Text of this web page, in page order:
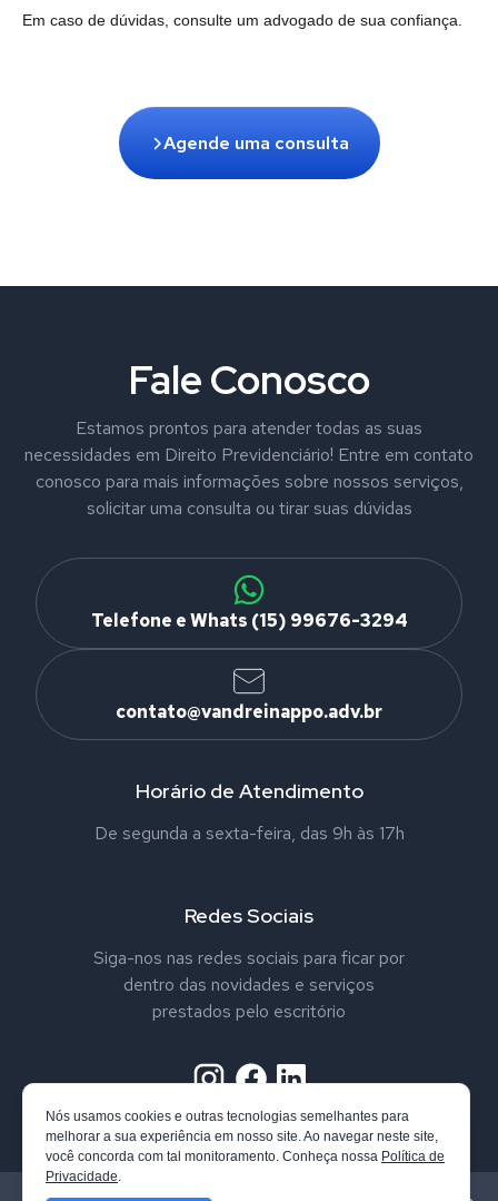
Em caso de dúvidas, consulte um advogado de sua confiança.
Agende uma consulta
Fale Conosco
Estamos prontos para atender todas as suas
necessidades em Direito Previdenciário! Entre em contato
conosco para mais informações sobre nossos serviços,
solicitar uma consulta ou tirar suas dúvidas
Telefone e Whats (15) 99676-3294
contato@vandreinappo.adv.br
Horário de Atendimento
De segunda a sexta-feira, das 9h às 17h
Redes Sociais
Siga-nos nas redes sociais para ficar por
dentro das novidades e serviços
prestados pelo escritório
Nós usamos cookies e outras tecnologias semelhantes para
melhorar a sua experiência em nosso site. Ao navegar neste site,
você concorda com tal monitoramento. Conheça nossa Política de
Privacidade.